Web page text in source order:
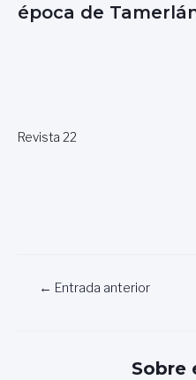
época de
Revista 22
Navegación
← Entrada anterior
Sobre